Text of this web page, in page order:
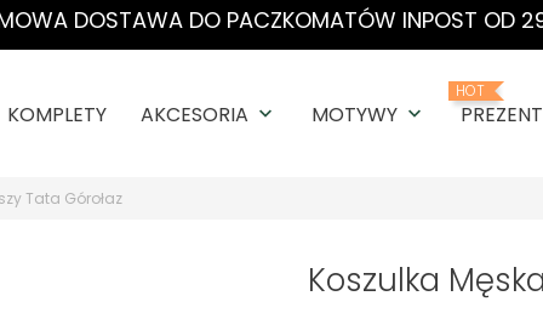
DOSTAWA DO PACZKOMATÓW INPOST OD
KOMPLETY AKCESORIA keyboard_arrow_down MOTYWY keyboard_arrow_down
HOT
Tata Górołaz
Koszulka